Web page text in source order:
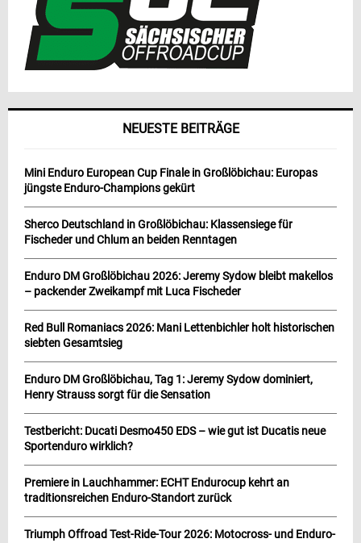
NEUESTE BEITRÄGE
Mini Enduro European Cup Finale in Großlöbichau: Europas
jüngste Enduro-Champions gekürt
Sherco Deutschland in Großlöbichau: Klassensiege für
Fischeder und Chlum an beiden Renntagen
Enduro DM Großlöbichau 2026: Jeremy Sydow bleibt makellos
– packender Zweikampf mit Luca Fischeder
Red Bull Romaniacs 2026: Mani Lettenbichler holt historischen
siebten Gesamtsieg
Enduro DM Großlöbichau, Tag 1: Jeremy Sydow dominiert,
Henry Strauss sorgt für die Sensation
Testbericht: Ducati Desmo450 EDS – wie gut ist Ducatis neue
Sportenduro wirklich?
Premiere in Lauchhammer: ECHT Endurocup kehrt an
traditionsreichen Enduro-Standort zurück
Triumph Offroad Test-Ride-Tour 2026: Motocross- und Enduro-